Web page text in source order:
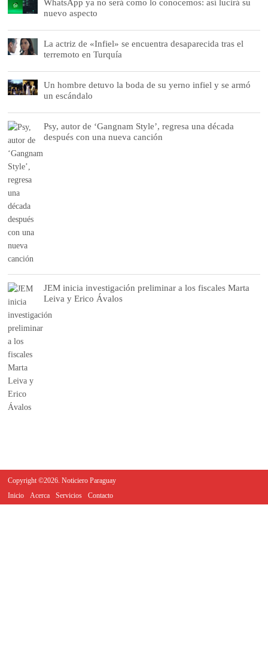
WhatsApp ya no será como lo conocemos: así lucirá su
nuevo aspecto
La actriz de «Infiel» se encuentra desaparecida tras el
terremoto en Turquía
Un hombre detuvo la boda de su yerno infiel y se armó
un escándalo
Psy, autor de ‘Gangnam Style’, regresa una década
después con una nueva canción
JEM inicia investigación preliminar a los fiscales Marta
Leiva y Erico Ávalos
Copyright ©2026. Noticiero Paraguay
Inicio
Acerca Servicios Contacto